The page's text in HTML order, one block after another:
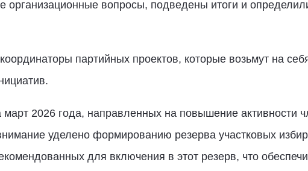
организационные вопросы, подведены итоги и
партийных проектов, которые возьмут на
2026 года, направленных на повышение активности
уделено формированию резерва участковых
для включения в этот резерв, что